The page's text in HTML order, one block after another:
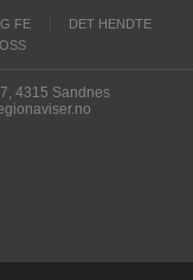
FE
DET HENDTE
4315 Sandnes